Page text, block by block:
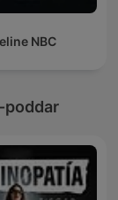
NBC
poddar